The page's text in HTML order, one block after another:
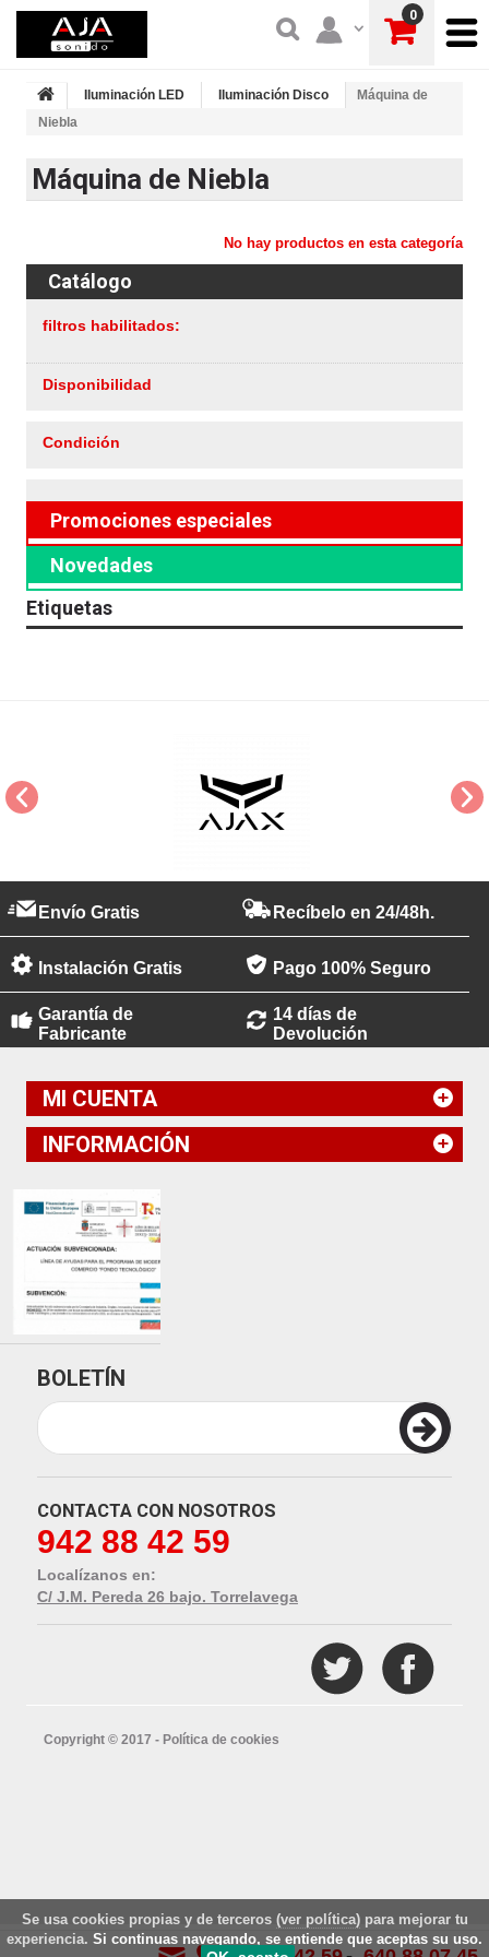
Se usa cookies propias y de terceros (ver política)para mejorar tu
experiencia. Si continuas navegando, se entiende que aceptas su uso.
0
Iluminación LED Iluminación Disco
Máquina de
Niebla
Máquina de Niebla
No hay productos en esta categoría
Catálogo
filtros habilitados:
Disponibilidad
Condición
Promociones especiales
Novedades
Etiquetas
Envío Gratis Recíbelo en 24/48h.
Instalación Gratis Pago 100% Seguro
Garantía de
Fabricante
14 días de
Devolución
MI CUENTA
INFORMACIÓN
BOLETÍN
CONTACTA CON NOSOTROS
942 88 42 59
Localízanos en:
C/ J.M. Pereda 26 bajo. Torrelavega
Copyright © 2017 - Política de cookies